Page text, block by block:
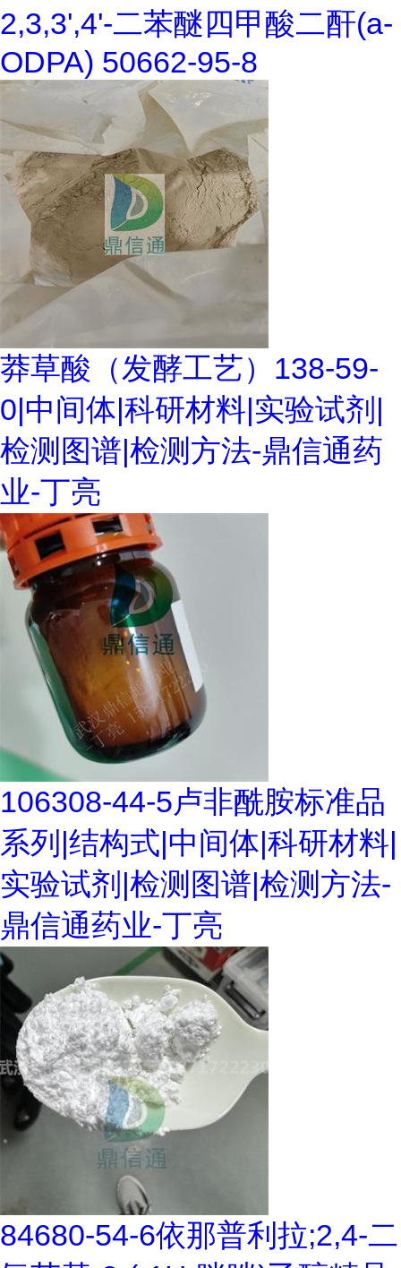
2,3,3',4'-二苯醚四甲酸二酐(a-
ODPA) 50662-95-8
莽草酸（发酵工艺）138-59-
0|中间体|科研材料|实验试剂|
检测图谱|检测方法-鼎信通药
业-丁亮
106308-44-5卢非酰胺标准品
系列|结构式|中间体|科研材料|
实验试剂|检测图谱|检测方法-
鼎信通药业-丁亮
84680-54-6依那普利拉;2,4-二